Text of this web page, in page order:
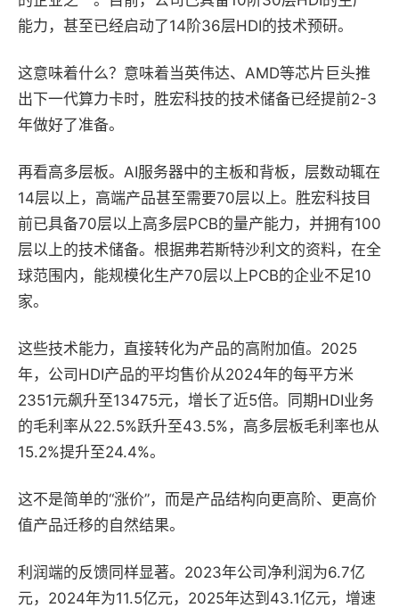
能力，甚至已经启动了14阶36层HDI的技术预研。
这意味着什么？意味着当英伟达、AMD等芯片巨头推
出下一代算力卡时，胜宏科技的技术储备已经提前2-3
年做好了准备。
再看高多层板。AI服务器中的主板和背板，层数动辄在
14层以上，高端产品甚至需要70层以上。胜宏科技目
前已具备70层以上高多层PCB的量产能力，并拥有100
层以上的技术储备。根据弗若斯特沙利文的资料，在全
球范围内，能规模化生产70层以上PCB的企业不足10
家。
这些技术能力，直接转化为产品的高附加值。2025
年，公司HDI产品的平均售价从2024年的每平方米
2351元飙升至13475元，增长了近5倍。同期HDI业务
的毛利率从22.5%跃升至43.5%，高多层板毛利率也从
15.2%提升至24.4%。
这不是简单的“涨价”，而是产品结构向更高阶、更高价
值产品迁移的自然结果。
利润端的反馈同样显著。2023年公司净利润为6.7亿
元，2024年为11.5亿元，2025年达到43.1亿元，增速